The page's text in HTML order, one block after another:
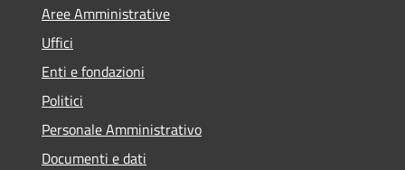
Aree Amministrative
Uffici
Enti e fondazioni
Politici
Personale Amministrativo
Documenti e dati